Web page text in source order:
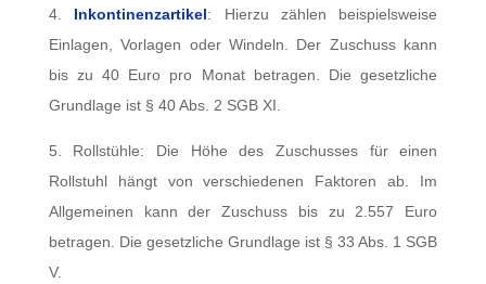
4. Inkontinenzartikel: Hierzu zählen beispielsweise
Einlagen, Vorlagen oder Windeln. Der Zuschuss kann
bis zu 40 Euro pro Monat betragen. Die gesetzliche
Grundlage ist § 40 Abs. 2 SGB XI.
5. Rollstühle: Die Höhe des Zuschusses für einen
Rollstuhl hängt von verschiedenen Faktoren ab. Im
Allgemeinen kann der Zuschuss bis zu 2.557 Euro
betragen. Die gesetzliche Grundlage ist § 33 Abs. 1 SGB
V.